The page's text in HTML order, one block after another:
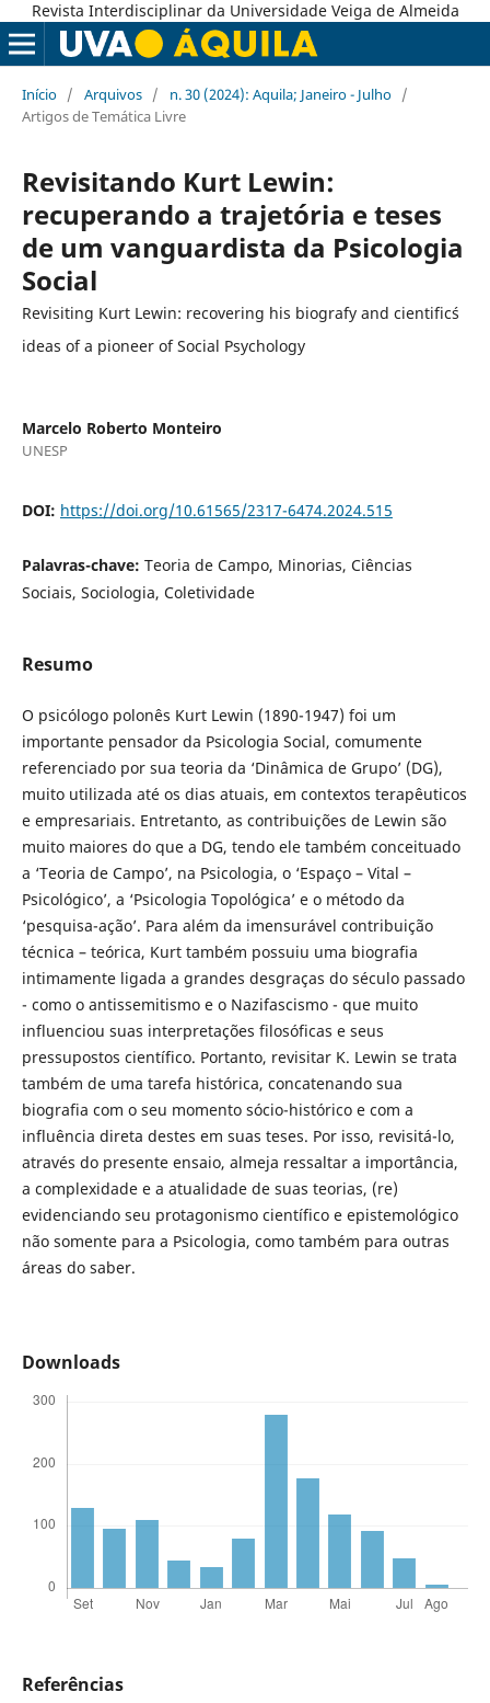
Revista Interdisciplinar da Universidade Veiga de Almeida
Início / Arquivos / n. 30 (2024): Aquila; Janeiro - Julho /
Artigos de Temática Livre
Revisitando Kurt Lewin:
recuperando a trajetória e teses
de um vanguardista da Psicologia
Social
Revisiting Kurt Lewin: recovering his biografy and cientific´s
ideas of a pioneer of Social Psychology
Marcelo Roberto Monteiro
UNESP
DOI: https://doi.org/10.61565/2317-6474.2024.515
Palavras-chave: Teoria de Campo, Minorias, Ciências
Sociais, Sociologia, Coletividade
Resumo
O psicólogo polonês Kurt Lewin (1890-1947) foi um
importante pensador da Psicologia Social, comumente
referenciado por sua teoria da ‘Dinâmica de Grupo’ (DG),
muito utilizada até os dias atuais, em contextos terapêuticos
e empresariais. Entretanto, as contribuições de Lewin são
muito maiores do que a DG, tendo ele também conceituado
a ‘Teoria de Campo’, na Psicologia, o ‘Espaço – Vital –
Psicológico’, a ‘Psicologia Topológica’ e o método da
‘pesquisa-ação’. Para além da imensurável contribuição
técnica – teórica, Kurt também possuiu uma biografia
intimamente ligada a grandes desgraças do século passado
- como o antissemitismo e o Nazifascismo - que muito
influenciou suas interpretações filosóficas e seus
pressupostos científico. Portanto, revisitar K. Lewin se trata
também de uma tarefa histórica, concatenando sua
biografia com o seu momento sócio-histórico e com a
influência direta destes em suas teses. Por isso, revisitá-lo,
através do presente ensaio, almeja ressaltar a importância,
a complexidade e a atualidade de suas teorias, (re)
evidenciando seu protagonismo científico e epistemológico
não somente para a Psicologia, como também para outras
áreas do saber.
Downloads
Referências